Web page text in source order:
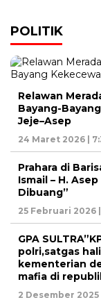
POLITIK
Relawan
Bayang-
Jeje–Asep
24 Maret 2026 |
Prahara di
Ismail – H.
Dibuang”
25 Februari 2026
GPA
polri,satgas
kementerian
mafia di
2 Desember 2025